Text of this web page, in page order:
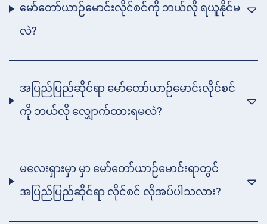
မော်တော်ယာဉ်မောင်းလိုင်စင်ကို ဘယ်လို ရယူနိုင်မ
လဲ?
အပြည်ပြည်ဆိုင်ရာ မော်တော်ယာဉ်မောင်းလိုင်စင်
ကို ဘယ်လို လျှောက်ထားရမလဲ?
မလေးရှားမှာ မှာ မော်တော်ယာဉ်မောင်းရာတွင်
အပြည်ပြည်ဆိုင်ရာ လိုင်စင် လိုအပ်ပါသလား?